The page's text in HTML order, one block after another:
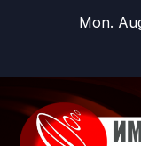
Mon.